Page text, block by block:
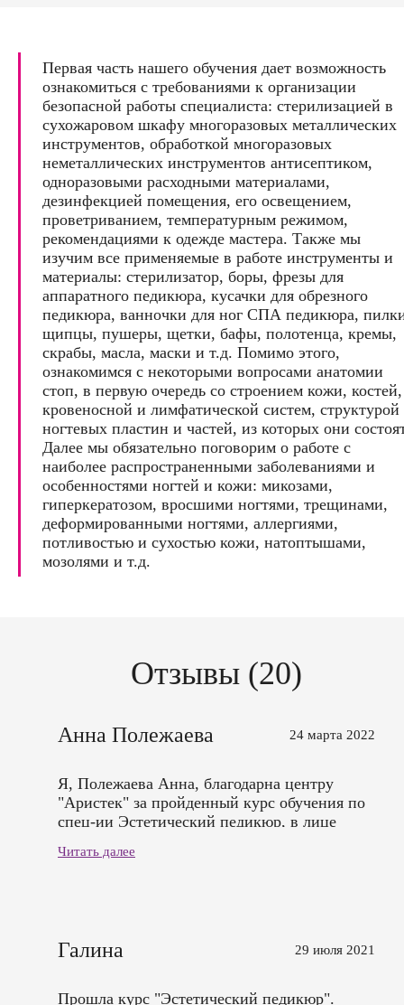
Первая часть нашего обучения дает возможность
ознакомиться с требованиями к организации
безопасной работы специалиста: стерилизацией в
сухожаровом шкафу многоразовых металлических
инструментов, обработкой многоразовых
неметаллических инструментов антисептиком,
одноразовыми расходными материалами,
дезинфекцией помещения, его освещением,
проветриванием, температурным режимом,
рекомендациями к одежде мастера. Также мы
изучим все применяемые в работе инструменты и
материалы: стерилизатор, боры, фрезы для
аппаратного педикюра, кусачки для обрезного
педикюра, ванночки для ног СПА педикюра,
щипцы, пушеры, щетки, бафы, полотенца, кремы,
скрабы, масла, маски и т.д. Помимо этого,
ознакомимся с некоторыми вопросами анатомии
стоп, в первую очередь со строением кожи, костей,
кровеносной и лимфатической систем, структурой
ногтевых пластин и частей, из которых они
Далее мы обязательно поговорим о работе с
наиболее распространенными заболеваниями и
особенностями ногтей и кожи: микозами,
гиперкератозом, вросшими ногтями, трещинами,
деформированными ногтями, аллергиями,
потливостью и сухостью кожи, натоптышами,
мозолями и т.д.
Отзывы (20)
Анна Полежаева 24 марта 2022
Я, Полежаева Анна, благодарна центру
"Аристек" за пройденный курс обучения по
спец-ии Эстетический педикюр, в лице
коллективу. С уважением Анна Полежаева.
Читать далее
Галина 29 июля 2021
Прошла курс "Эстетический педикюр".